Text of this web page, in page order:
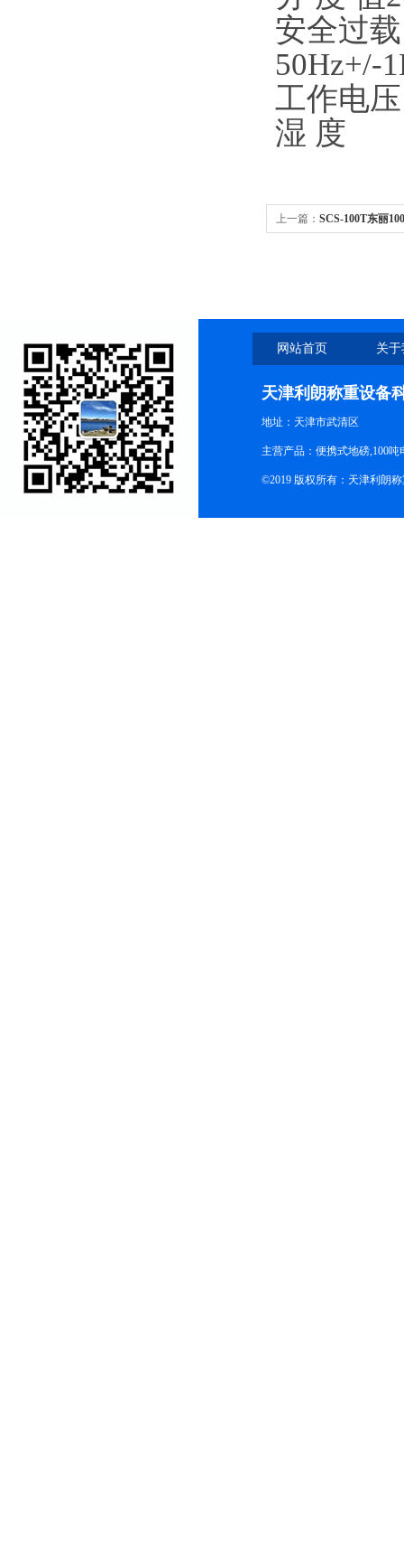
安全过
50Hz+/-
工作电
湿 度
上一篇： SCS-100T东丽
网站首页 关
天津利朗称重设备
地址：天津市武清区
主营产品：便携式地磅,100
©2019 版权所有：天津利朗